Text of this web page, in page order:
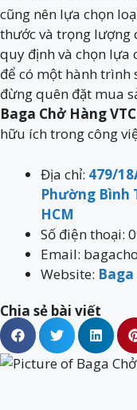
cũng nên lựa chọn
thước và trọng lượng
quy định và chọn lựa
để có một hành trình
đừng quên đặt mua
Baga Chở Hàng VTC
hữu ích trong công
Địa chỉ: 479/
Phường Bình
HCM
Số điện thoại:
Email:
Website: Baga
Chia sẻ bài viết